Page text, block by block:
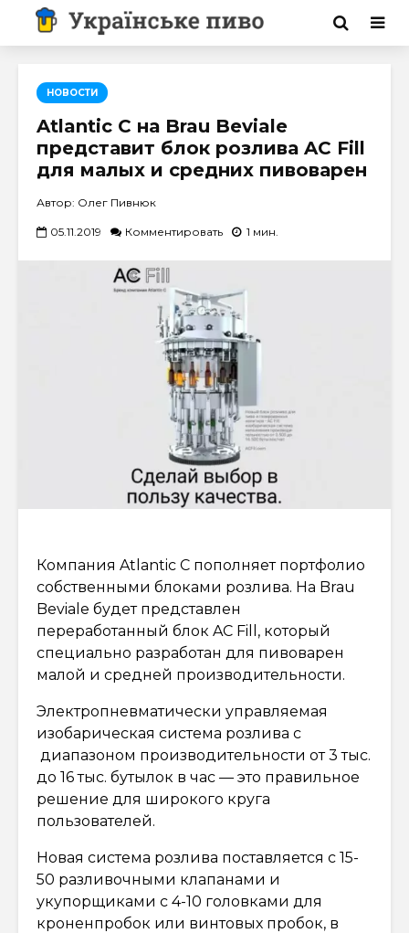
НОВОСТИ
Atlantic C на Brau Beviale
представит блок розлива AC Fill
для малых и средних пивоварен
Автор: Олег Пивнюк
05.11.2019 Комментировать 1 мин.
Компания Atlantic C пополняет портфолио
собственными блоками розлива. На Brau
Beviale будет представлен
переработанный блок AC Fill, который
специально разработан для пивоварен
малой и средней производительности.
Электропневматически управляемая
изобарическая система розлива с
диапазоном производительности от 3 тыс.
до 16 тыс. бутылок в час — это правильное
решение для широкого круга
пользователей.
Новая система розлива поставляется с 15-
50 разливочными клапанами и
укупорщиками с 4-10 головками для
кроненпробок или винтовых пробок, в